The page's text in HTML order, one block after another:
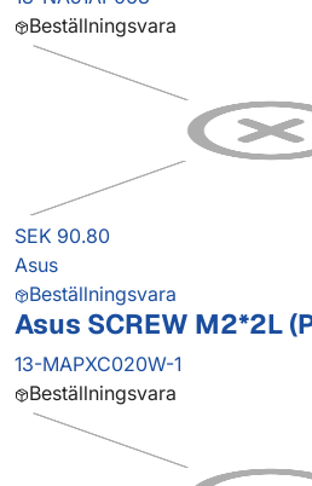
Beställningsvara
SEK 90.80
Asus
Beställningsvara
Asus SCREW M2*2L
13-MAPXC020W-1
Beställningsvara